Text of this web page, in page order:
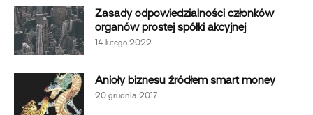
Zasady odpowiedzialności członków
organów prostej spółki akcyjnej
14 lutego 2022
Anioły biznesu źródłem smart money
20 grudnia 2017